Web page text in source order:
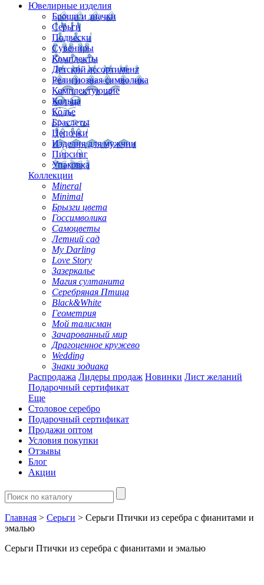
Ювелирные изделия
Броши и значки
Серьги
Подвески
Сувениры
Комплекты
Детский ассортимент
Религиозная символика
Комплектующие
Кольца
Колье
Браслеты
Цепочки
Изделия для мужчин
Пирсинг
Упаковка
Коллекции
Mineral
Minimal
Брызги цвета
Госсимволика
Самоцветы
Летний сад
My Darling
Love Story
Зазеркалье
Магия султанита
Серебряная Птица
Black&White
Геометрия
Мой талисман
Зачарованный мир
Драгоценное кружево
Wedding
Знаки зодиака
Распродажа Лидеры продаж Новинки Лист желаний
Подарочный сертификат
Еще
Столовое серебро
Подарочный сертификат
Продажи оптом
Условия покупки
Отзывы
Блог
Акции
Главная > Серьги > Серьги Птички из серебра с фианитами и
эмалью
Серьги Птички из серебра с фианитами и эмалью